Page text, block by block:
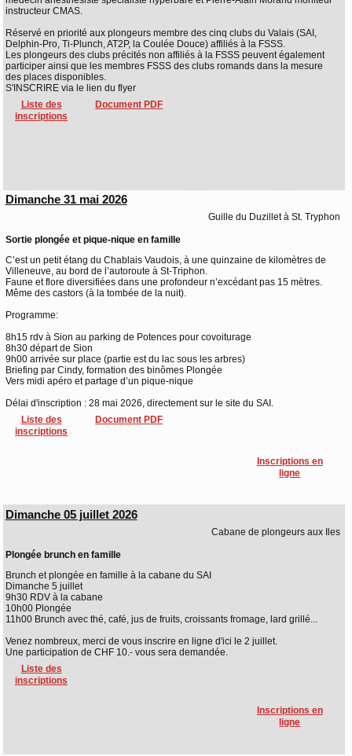
instructeur CMAS.
Réservé en priorité aux plongeurs membre des cinq clubs du Valais (SAI,
Delphin-Pro, Ti-Plunch, AT2P, la Coulée Douce) affiliés à la FSSS.
Les plongeurs des clubs précités non affiliés à la FSSS peuvent également
participer ainsi que les membres FSSS des clubs romands dans la mesure
des places disponibles.
S'INSCRIRE via le lien du flyer
Liste des
inscriptions
Document PDF
Dimanche 31 mai 2026
Guille du Duzillet à St. Tryphon
Sortie plongée et pique-nique en famille
C’est un petit étang du Chablais Vaudois, à une quinzaine de kilomètres de
Villeneuve, au bord de l’autoroute à St-Triphon.
Faune et flore diversifiées dans une profondeur n’excédant pas 15 mètres.
Même des castors (à la tombée de la nuit).
Programme:
8h15 rdv à Sion au parking de Potences pour covoiturage
8h30 départ de Sion
9h00 arrivée sur place (partie est du lac sous les arbres)
Briefing par Cindy, formation des binômes Plongée
Vers midi apéro et partage d’un pique-nique
Délai d'inscription : 28 mai 2026, directement sur le site du SAI.
Liste des
inscriptions
Document PDF
Inscriptions en
ligne
Dimanche 05 juillet 2026
Cabane de plongeurs aux Iles
Plongée brunch en famille
Brunch et plongée en famille à la cabane du SAI
Dimanche 5 juillet
9h30 RDV à la cabane
10h00 Plongée
11h00 Brunch avec thé, café, jus de fruits, croissants fromage, lard grillé...
Venez nombreux, merci de vous inscrire en ligne d'ici le 2 juillet.
Une participation de CHF 10.- vous sera demandée.
Liste des
inscriptions
Inscriptions en
ligne